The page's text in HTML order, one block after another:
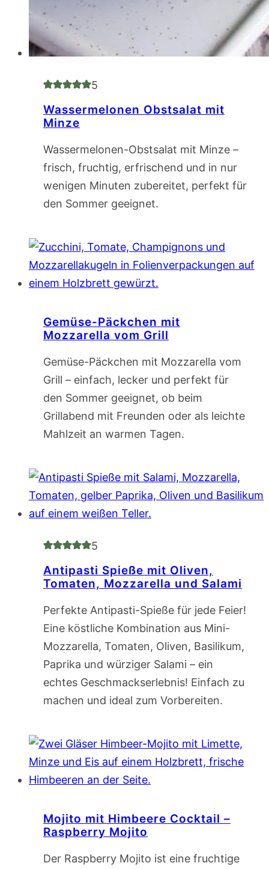
5
Wassermelonen Obstsalat mit
Minze
Wassermelonen-Obstsalat mit Minze –
frisch, fruchtig, erfrischend und in nur
wenigen Minuten zubereitet, perfekt für
den Sommer geeignet.
Gemüse-Päckchen mit
Mozzarella vom Grill
Gemüse-Päckchen mit Mozzarella vom
Grill – einfach, lecker und perfekt für
den Sommer geeignet, ob beim
Grillabend mit Freunden oder als leichte
Mahlzeit an warmen Tagen.
5
Antipasti Spieße mit Oliven,
Tomaten, Mozzarella und Salami
Perfekte Antipasti-Spieße für jede Feier!
Eine köstliche Kombination aus Mini-
Mozzarella, Tomaten, Oliven, Basilikum,
Paprika und würziger Salami – ein
echtes Geschmackserlebnis! Einfach zu
machen und ideal zum Vorbereiten.
Mojito mit Himbeere Cocktail –
Raspberry Mojito
Der Raspberry Mojito ist eine fruchtige